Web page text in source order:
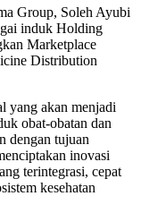
Group, Soleh Ayubi
induk Holding
Marketplace
Distribution
yang akan menjadi
obat-obatan dan
dengan tujuan
inovasi
terintegrasi, cepat
kesehatan